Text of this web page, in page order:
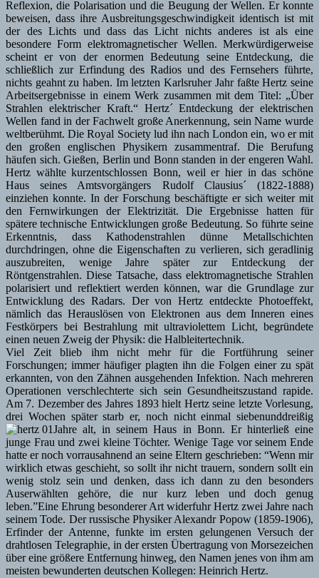
Reflexion, die Polarisation und die Beugung der Wellen. Er konnte
beweisen, dass ihre Ausbreitungsgeschwindigkeit identisch ist mit
der des Lichts und dass das Licht nichts anderes ist als eine
besondere Form elektromagnetischer Wellen. Merkwürdigerweise
scheint er von der enormen Bedeutung seine Entdeckung, die
schließlich zur Erfindung des Radios und des Fernsehers führte,
nichts geahnt zu haben. Im letzten Karlsruher Jahr faßte Hertz seine
Arbeitsergebnisse in einem Werk zusammen mit dem Titel: „Über
Strahlen elektrischer Kraft.“ Hertz´ Entdeckung der elektrischen
Wellen fand in der Fachwelt große Anerkennung, sein Name wurde
weltberühmt. Die Royal Society lud ihn nach London ein, wo er mit
den großen englischen Physikern zusammentraf. Die Berufung
häufen sich. Gießen, Berlin und Bonn standen in der engeren Wahl.
Hertz wählte kurzentschlossen Bonn, weil er hier in das schöne
Haus seines Amtsvorgängers Rudolf Clausius´ (1822-1888)
einziehen konnte. In der Forschung beschäftigte er sich weiter mit
den Fernwirkungen der Elektrizität. Die Ergebnisse hatten für
spätere technische Entwicklungen große Bedeutung. So führte seine
Erkenntnis, dass Kathodenstrahlen dünne Metallschichten
durchdringen, ohne die Eigenschaften zu verlieren, sich geradlinig
auszubreiten, wenige Jahre später zur Entdeckung der
Röntgenstrahlen. Diese Tatsache, dass elektromagnetische Strahlen
polarisiert und reflektiert werden können, war die Grundlage zur
Entwicklung des Radars. Der von Hertz entdeckte Photoeffekt,
nämlich das Herauslösen von Elektronen aus dem Inneren eines
Festkörpers bei Bestrahlung mit ultraviolettem Licht, begründete
einen neuen Zweig der Physik: die Halbleitertechnik.
Viel Zeit blieb ihm nicht mehr für die Fortführung seiner
Forschungen; immer häufiger plagten ihn die Folgen einer zu spät
erkannten, von den Zähnen ausgehenden Infektion. Nach mehreren
Operationen verschlechterte sich sein Gesundheitszustand rapide.
Am 7. Dezember des Jahres 1893 hielt Hertz seine letzte Vorlesung,
drei Wochen später starb er, noch nicht einmal siebenunddreißig
Jahre alt, in seinem Haus in Bonn. Er hinterließ eine
junge Frau und zwei kleine Töchter. Wenige Tage vor seinem Ende
hatte er noch vorrausahnend an seine Eltern geschrieben: “Wenn mir
wirklich etwas geschieht, so sollt ihr nicht trauern, sondern sollt ein
wenig stolz sein und denken, dass ich dann zu den besonders
Auserwählten gehöre, die nur kurz leben und doch genug
leben.”Eine Ehrung besonderer Art widerfuhr Hertz zwei Jahre nach
seinem Tode. Der russische Physiker Alexandr Popow (1859-1906),
Erfinder der Antenne, funkte im ersten gelungenen Versuch der
drahtlosen Telegraphie, in der ersten Übertragung von Morsezeichen
über eine größere Entfernung hinweg, den Namen jenes von ihm am
meisten bewunderten deutschen Kollegen: Heinrich Hertz.